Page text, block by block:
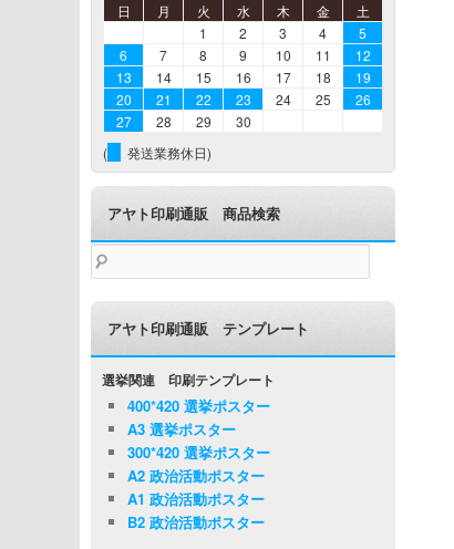
日 月 火 水 木 金
土
1
2 3 4
5
6
7 8 9 10 11
12
13
14 15 16 17 18
19
20
21 22 23 24 25
26
27
28 29
30
(
発送業務休日)
アヤト印刷通販 商品検索
検
索:
アヤト印刷通販 テンプレート
選挙関連 印刷テンプレート
400*420 選挙ポスター
A3 選挙ポスター
300*420 選挙ポスター
A2 政治活動ポスター
A1 政治活動ポスター
B2 政治活動ポスター